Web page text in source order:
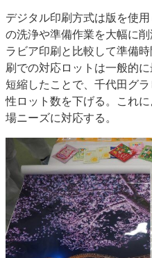
デジタル印刷方式は版を使
の洗浄や準備作業を大幅に
ラビア印刷と比較して準備
刷での対応ロットは一般的
短縮したことで、千代田グ
性ロット数を下げる。これ
場ニーズに対応する。